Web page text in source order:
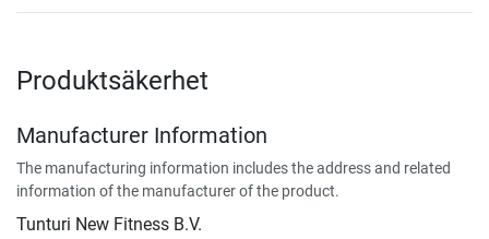
Produktsäkerhet
Manufacturer Information
The manufacturing information includes the address and related
information of the manufacturer of the product.
Tunturi New Fitness B.V.